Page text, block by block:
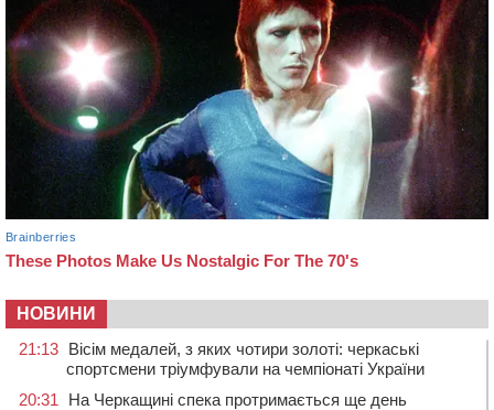
НОВИНИ
21:13 Вісім медалей, з яких чотири золоті: черкаські
спортсмени тріумфували на чемпіонаті України
20:31
На Черкащині спека протримається ще день